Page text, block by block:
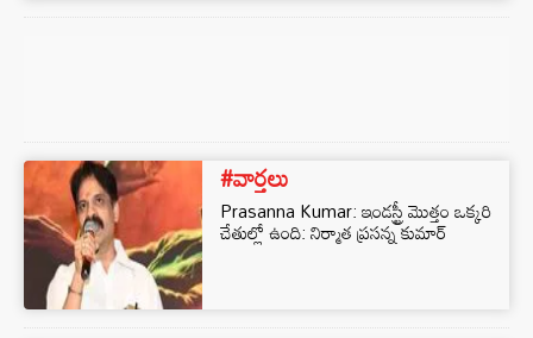
#వార్తలు
Prasanna Kumar: ఇండస్ట్రీ మొత్తం ఒక్కరి
చేతుల్లో ఉంది: నిర్మాత ప్రసన్న కుమార్